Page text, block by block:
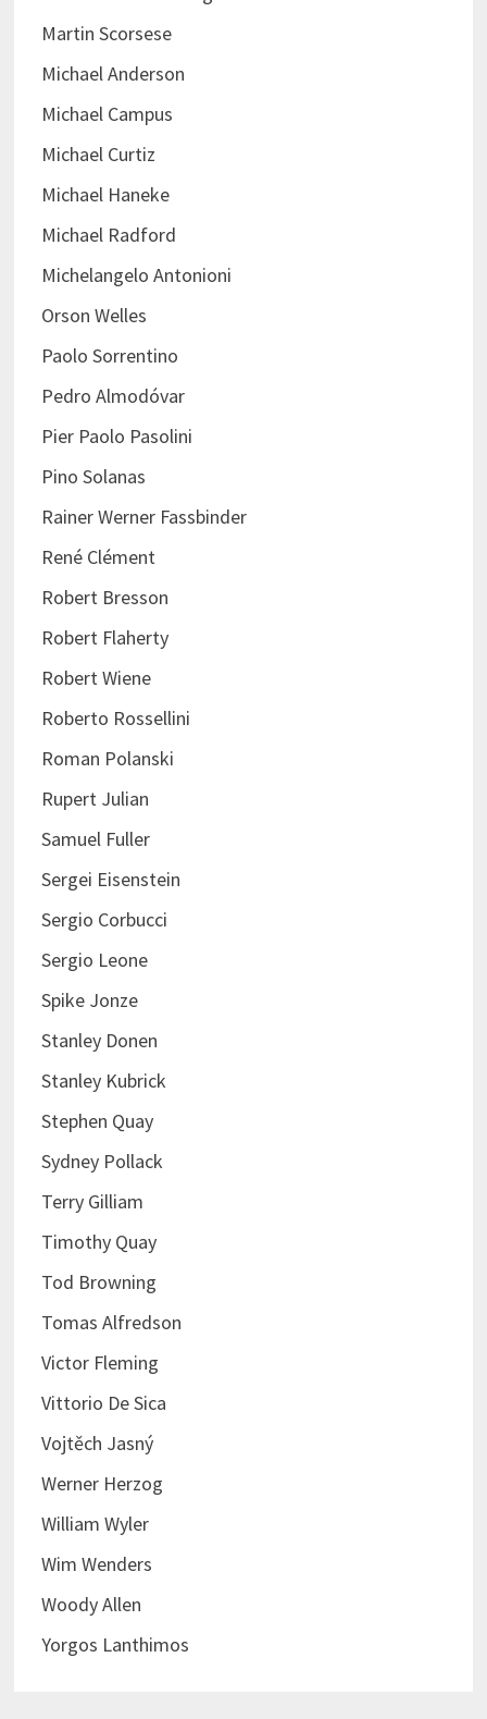
Martin Scorsese
Michael Anderson
Michael Campus
Michael Curtiz
Michael Haneke
Michael Radford
Michelangelo Antonioni
Orson Welles
Paolo Sorrentino
Pedro Almodóvar
Pier Paolo Pasolini
Pino Solanas
Rainer Werner Fassbinder
René Clément
Robert Bresson
Robert Flaherty
Robert Wiene
Roberto Rossellini
Roman Polanski
Rupert Julian
Samuel Fuller
Sergei Eisenstein
Sergio Corbucci
Sergio Leone
Spike Jonze
Stanley Donen
Stanley Kubrick
Stephen Quay
Sydney Pollack
Terry Gilliam
Timothy Quay
Tod Browning
Tomas Alfredson
Victor Fleming
Vittorio De Sica
Vojtěch Jasný
Werner Herzog
William Wyler
Wim Wenders
Woody Allen
Yorgos Lanthimos